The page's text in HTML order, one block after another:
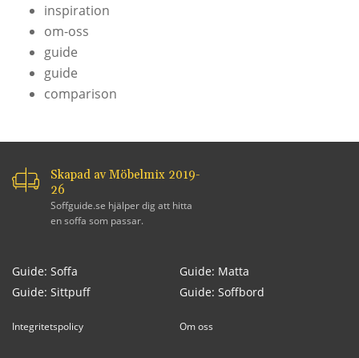
inspiration
om-oss
guide
guide
comparison
Skapad av Möbelmix 2019-
26
Soffguide.se hjälper dig att hitta
en soffa som passar.
Guide: Soffa
Guide: Matta
Guide: Sittpuff
Guide: Soffbord
Integritetspolicy Om oss